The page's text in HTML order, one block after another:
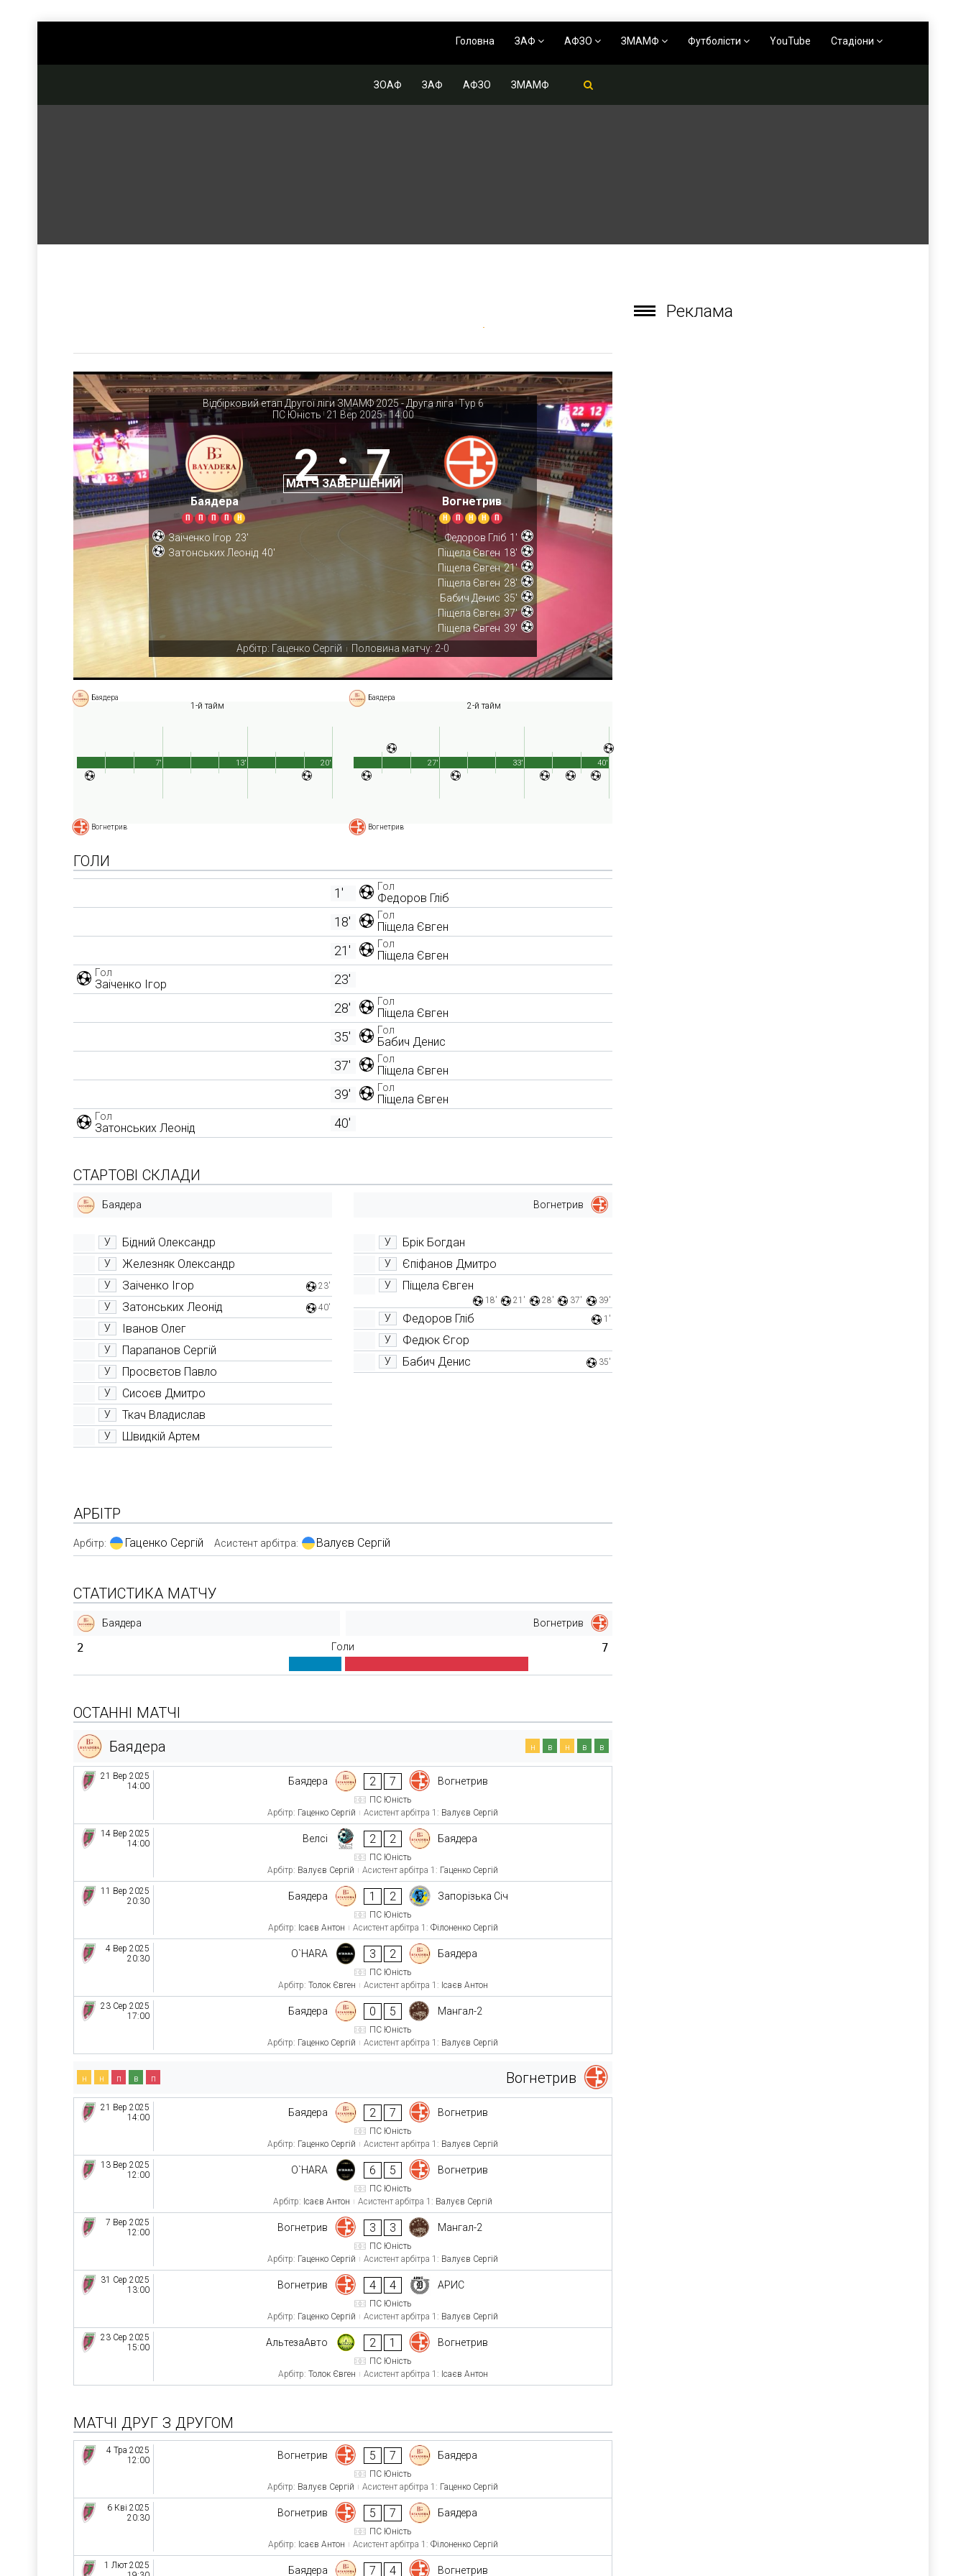
Головна ЗАФ АФЗО ЗМАМФ Футболісти YouTube Стадіони
ЗОАФ ЗАФ АФЗО ЗМАМФ
Відбірковий етап Другої ліги ЗМАМФ 2025 - Друга ліга | Тур 6
ПС Юність | 21 Вер 2025- 14:00
Баядера
П П П П Н
2 : 7
МАТЧ ЗАВЕРШЕНИЙ
Вогнетрив
Н П Н Н П
Заіченко Ігор 23'
Затонських Леонід 40'
Федоров Гліб 1'
Піщела Євген 18'
Піщела Євген 21'
Піщела Євген 28'
Бабич Денис 35'
Піщела Євген 37'
Піщела Євген 39'
Арбітр: Гаценко Сергій
| Половина матчу: 2-0
Баядера
1-й тайм
Вогнетрив
20'
7' 13'
Баядера
2-й тайм
Вогнетрив
40'
27' 33'
ГОЛИ
1' Гол
Федоров Гліб
18' Гол
Піщела Євген
21' Гол
Піщела Євген
Гол
Заіченко Ігор
23'
28'
Гол
Піщела Євген
35' Гол
Бабич Денис
37' Гол
Піщела Євген
39' Гол
Піщела Євген
Гол
Затонських Леонід 40'
СТАРТОВІ СКЛАДИ
Баядера
У Бідний Олександр
У Железняк Олександр
У Заіченко Ігор 23'
У Затонських Леонід 40'
У Іванов Олег
У Парапанов Сергій
У Просвєтов Павло
У Сисоєв Дмитро
У Ткач Владислав
У Швидкій Артем
Вогнетрив
У Брік Богдан
У Єпіфанов Дмитро
У Піщела Євген
18' 21' 28' 37' 39'
У Федоров Гліб 1'
У Федюк Єгор
У Бабич Денис 35'
АРБІТР
Арбітр: Гаценко Сергій Асистент арбітра: Валуєв Сергій
СТАТИСТИКА МАТЧУ
Баядера Вогнетрив
2 Голи 7
ОСТАННІ МАТЧІ
Баядера
н в н в в
21 Вер 2025
14:00
Баядера 2 7 Вогнетрив
ПС Юність
Арбітр: Гаценко Сергій Асистент арбітра 1: Валуєв Сергій
14 Вер 2025
14:00
Велсі 2 2 Баядера
ПС Юність
Арбітр: Валуєв Сергій Асистент арбітра 1: Гаценко Сергій
11 Вер 2025
20:30
Баядера 1 2 Запорізька Січ
ПС Юність
Арбітр: Ісаєв Антон Асистент арбітра 1: Філоненко Сергій
4 Вер 2025
20:30
O`HARA 3 2 Баядера
ПС Юність
Арбітр: Толок Євген Асистент арбітра 1: Ісаєв Антон
23 Сер 2025
17:00
Баядера 0 5 Мангал-2
ПС Юність
Арбітр: Гаценко Сергій Асистент арбітра 1: Валуєв Сергій
Вогнетрив
н н п в п
21 Вер 2025
14:00
Баядера 2 7 Вогнетрив
ПС Юність
Арбітр: Гаценко Сергій Асистент арбітра 1: Валуєв Сергій
13 Вер 2025
12:00
O`HARA 6 5 Вогнетрив
ПС Юність
Арбітр: Ісаєв Антон Асистент арбітра 1: Валуєв Сергій
7 Вер 2025
12:00
Вогнетрив 3 3 Мангал-2
ПС Юність
Арбітр: Гаценко Сергій Асистент арбітра 1: Валуєв Сергій
31 Сер 2025
13:00
Вогнетрив 4 4 АРИС
ПС Юність
Арбітр: Гаценко Сергій Асистент арбітра 1: Валуєв Сергій
23 Сер 2025
15:00
АльтезаАвто 2 1 Вогнетрив
ПС Юність
Арбітр: Толок Євген Асистент арбітра 1: Ісаєв Антон
МАТЧІ ДРУГ З ДРУГОМ
4 Тра 2025
12:00
Вогнетрив 5 7 Баядера
ПС Юність
Арбітр: Валуєв Сергій Асистент арбітра 1: Гаценко Сергій
6 Кві 2025
20:30
Вогнетрив 5 7 Баядера
ПС Юність
Арбітр: Ісаєв Антон Асистент арбітра 1: Філоненко Сергій
1 Лют 2025
Баядера 7 4 Вогнетрив
Реклама